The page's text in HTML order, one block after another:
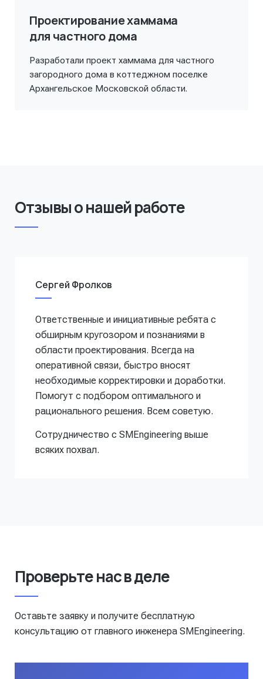
Проектирование хаммама
для частного дома
Разработали проект хаммама для частного
загородного дома в коттеджном поселке
Архангельское Московской области.
Отзывы о нашей работе
Сергей Фролков
Ответственные и инициативные ребята с
обширным кругозором и познаниями в
области проектирования. Всегда на
оперативной связи, быстро вносят
необходимые корректировки и доработки.
Помогут с подбором оптимального и
рационального решения. Всем советую.
Сотрудничество с SMEngineering выше
всяких похвал.
Проверьте нас в деле
Оставьте заявку и получите бесплатную
консультацию от главного инженера SMEngineering.